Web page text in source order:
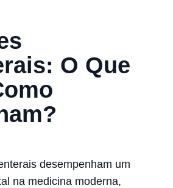
O Que
desempenham um
na medicina moderna,